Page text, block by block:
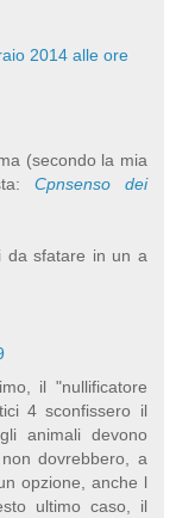
2014 alle ore
(secondo la mia
Cpnsenso dei
da sfatare in un a
il "nullificatore
4 sconfissero il
animali devono
dovrebbero, a
opzione, anche l
ultimo caso, il